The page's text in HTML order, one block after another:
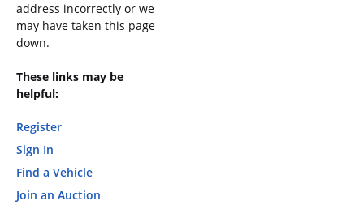
address incorrectly or we
may have taken this page
down.
These links may be
helpful:
Register
Sign In
Find a Vehicle
Join an Auction